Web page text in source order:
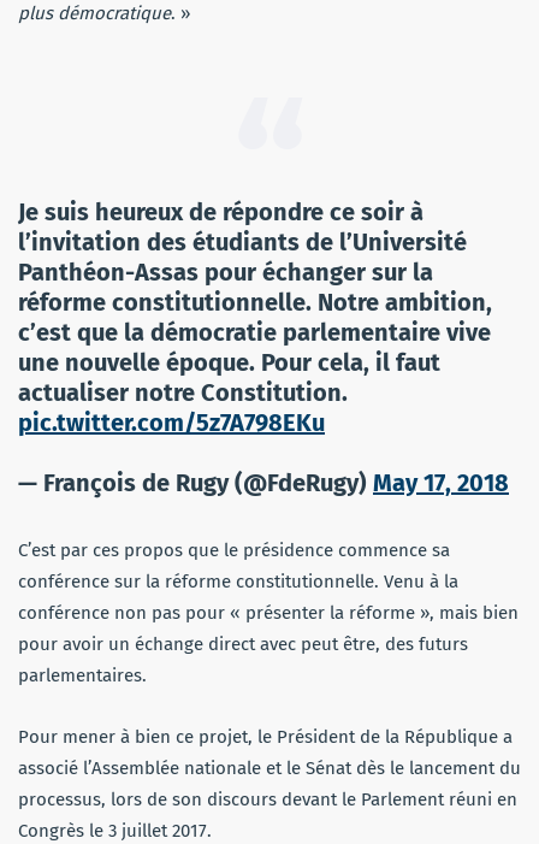
plus démocratique. »
Je suis heureux de répondre ce soir à
l’invitation des étudiants de l’Université
Panthéon-Assas pour échanger sur la
réforme constitutionnelle. Notre ambition,
c’est que la démocratie parlementaire vive
une nouvelle époque. Pour cela, il faut
actualiser notre Constitution.
pic.twitter.com/5z7A798EKu
— François de Rugy (@FdeRugy) May 17, 2018
C’est par ces propos que le présidence commence sa
conférence sur la réforme constitutionnelle. Venu à la
conférence non pas pour « présenter la réforme », mais bien
pour avoir un échange direct avec peut être, des futurs
parlementaires.
Pour mener à bien ce projet, le Président de la République a
associé l’Assemblée nationale et le Sénat dès le lancement du
processus, lors de son discours devant le Parlement réuni en
Congrès le 3 juillet 2017.